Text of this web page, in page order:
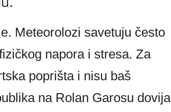
Meteorolozi savetuju često
napora i stresa. Za
poprišta i nisu baš
na Rolan Garosu dovija